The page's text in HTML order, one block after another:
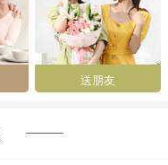
送朋友